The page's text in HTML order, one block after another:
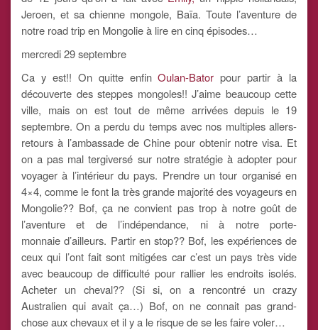
Jeroen, et sa chienne mongole, Baïa. Toute l’aventure de
notre road trip en Mongolie à lire en cinq épisodes…
mercredi 29 septembre
Ca y est!! On quitte enfinOulan-Bator pour partir à la
découverte des steppes mongoles!! J’aime beaucoup cette
ville, mais on est tout de même arrivées depuis le 19
septembre. On a perdu du temps avec nos multiples allers-
retours à l’ambassade de Chine pour obtenir notre visa. Et
on a pas mal tergiversé sur notre stratégie à adopter pour
voyager à l’intérieur du pays. Prendre un tour organisé en
4×4, comme le font la très grande majorité des voyageurs en
Mongolie?? Bof, ça ne convient pas trop à notre goût de
l’aventure et de l’indépendance, ni à notre porte-
monnaie d’ailleurs. Partir en stop?? Bof, les expériences de
ceux qui l’ont fait sont mitigées car c’est un pays très vide
avec beaucoup de difficulté pour rallier les endroits isolés.
Acheter un cheval?? (Si si, on a rencontré un crazy
Australien qui avait ça…) Bof, on ne connait pas grand-
chose aux chevaux et il y a le risque de se les faire voler…